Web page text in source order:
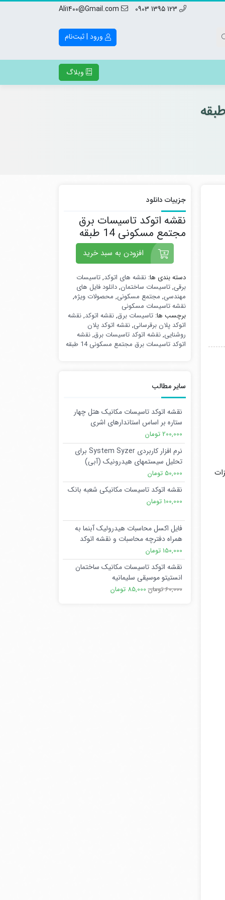
123 1395 0903
Ali1400@Gmail.com
ورود | ثبت‌نام
وبلاگ
جزییات دانلود
نقشه اتوکد تاسیسات برق
مجتمع مسکونی 14 طبقه
افزودن به سبد خرید
دسته بندی ها:نقشه های اتوکد,تاسیسات
برقی,تاسیسات ساختمان,دانلود فایل های
مهندسی, مجتمع مسکونی, محصولات ویژه,
نقشه تاسیسات مسکونی
برچسب ها:تاسیسات برق,نقشه اتوکد,نقشه
اتوکد پلان برقرسانی,نقشه اتوکد پلان
روشنایی,نقشه اتوکد تاسیسات برق,نقشه
اتوکد تاسیسات برق مجتمع مسکونی 14 طبقه
سایر مطالب
نقشه اتوکد تاسیسات مکانیک هتل چهار
ستاره بر اساس استاندارهای اشری
200,000 تومان
نرم افزار کاربردی System Syzer برای
تحلیل سیستمهای هیدرونیک (آبی)
50,000 تومان
نقشه اتوکد تاسیسات مکانیکی شعبه بانک
100,000 تومان
فایل اکسل محاسبات هیدرولیک آبنما به
همراه دفترچه محاسبات و نقشه اتوکد
150,000 تومان
نقشه اتوکد تاسیسات مکانیک ساختمان
انستیتو موسیقی سلیمانیه
60,000 تومان 85,000 تومان